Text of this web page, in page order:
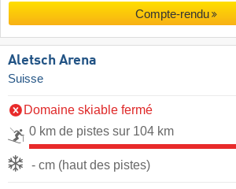
Compte-rendu
Aletsch Arena
Suisse
Domaine skiable fermé
0 km de pistes sur 104 km
- cm (haut des pistes)